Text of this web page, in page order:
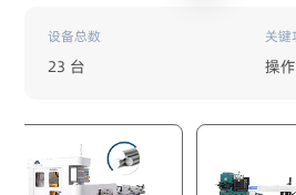
设备总数
23 台
关键
操